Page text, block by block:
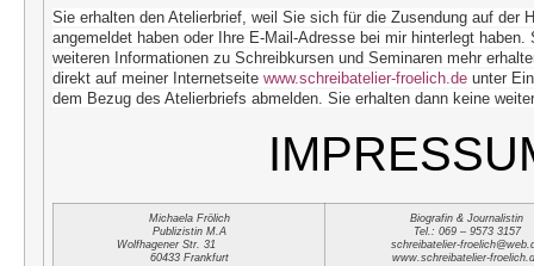
Sie erhalten den Atelierbrief, weil Sie sich für die Zusendung auf der
angemeldet haben oder Ihre E-Mail-Adresse bei mir hinterlegt
weiteren Informationen zu Schreibkursen und Seminaren mehr
direkt auf meiner Internetseite www.schreibatelier-froelich.de unter
dem Bezug des Atelierbriefs abmelden. Sie erhalten dann keine
Michaela Frölich
Publizistin M.A
Wolfhagener Str. 31
60433 Frankfurt
Biografin & Journalistin
Tel.: 069 – 9573 3157
schreibatelier-
www.schreibatelier-